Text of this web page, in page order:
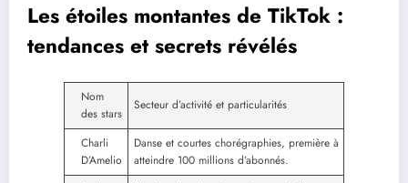
Les étoiles montantes de TikTok :
tendances et secrets révélés
Nom
des stars
Secteur d’activité et particularités
Charli
D’Amelio
Danse et courtes chorégraphies, première à
atteindre 100 millions d’abonnés.